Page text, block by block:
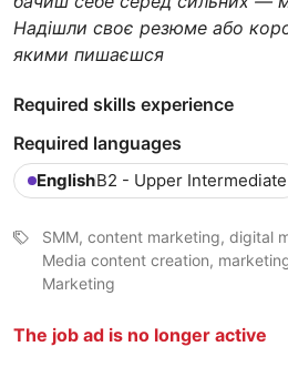
Надішли своє резюме або
якими пишаєшся
Required skills experience
Required languages
EnglishB2 - Upper Intermediate
SMM, content marketing, digital
Media content creation,
Marketing
The job ad is no longer active